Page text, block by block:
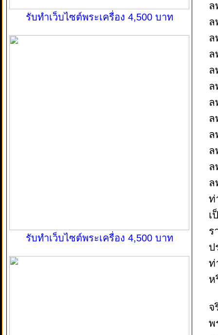
รับทำเว็บไซต์พระเครื่อง 4,500 บาท
รับทำเว็บไซต์พระเครื่อง 4,500 บาท
ล
ล
ล
ล
ล
ล
ล
ล
ล
ล
ล
ล
ท่
เ
ร
ป
ท่
ห
จ
พ